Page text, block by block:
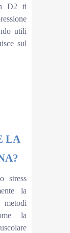
D2 ti
utili
sul
LA
stress
la
la